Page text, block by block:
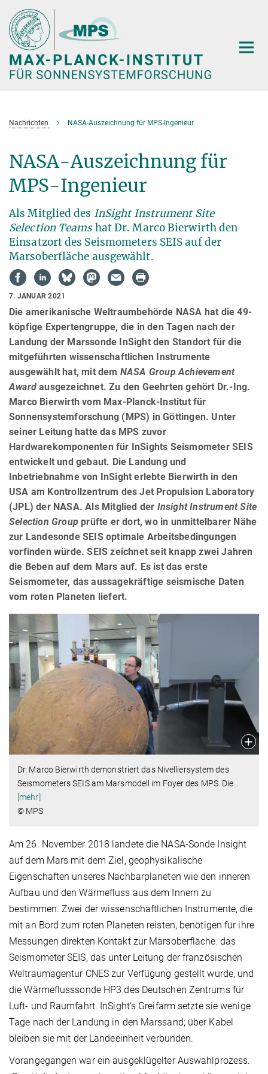
Hauptinhalt
Nachrichten NASA-Auszeichnung für MPS-Ingenieur
NASA-Auszeichnung für
MPS-Ingenieur
Als Mitglied des InSight Instrument Site
Selection Teamshat Dr. Marco Bierwirth den
Einsatzort des Seismometers SEIS auf der
Marsoberfläche ausgewählt.
7. JANUAR 2021
Die amerikanische Weltraumbehörde NASA hat die 49-
köpfige Expertengruppe, die in den Tagen nach der
Landung der Marssonde InSight den Standort für die
mitgeführten wissenschaftlichen Instrumente
ausgewählt hat, mit dem NASA Group Achievement
Award ausgezeichnet. Zu den Geehrten gehört Dr.-Ing.
Marco Bierwirth vom Max-Planck-Institut für
Sonnensystemforschung (MPS) in Göttingen. Unter
seiner Leitung hatte das MPS zuvor
Hardwarekomponenten für InSights Seismometer SEIS
entwickelt und gebaut. Die Landung und
Inbetriebnahme von InSight erlebte Bierwirth in den
USA am Kontrollzentrum des Jet Propulsion Laboratory
(JPL) der NASA. Als Mitglied der Insight Instrument Site
Selection Group prüfte er dort, wo in unmittelbarer Nähe
zur Landesonde SEIS optimale Arbeitsbedingungen
vorfinden würde. SEIS zeichnet seit knapp zwei Jahren
die Beben auf dem Mars auf. Es ist das erste
Seismometer, das aussagekräftige seismische Daten
vom roten Planeten liefert.
Dr. Marco Bierwirth demonstriert das Nivelliersystem des
Seismometers SEIS am Marsmodell im Foyer des MPS. Die
[mehr]
© MPS
Am 26. November 2018 landete die NASA-Sonde Insight
auf dem Mars mit dem Ziel, geophysikalische
Eigenschaften unseres Nachbarplaneten wie den inneren
Aufbau und den Wärmefluss aus dem Innern zu
bestimmen. Zwei der wissenschaftlichen Instrumente, die
mit an Bord zum roten Planeten reisten, benötigen für ihre
Messungen direkten Kontakt zur Marsoberfläche: das
Seismometer SEIS, das unter Leitung der französischen
Weltraumagentur CNES zur Verfügung gestellt wurde, und
die Wärmeflusssonde HP3 des Deutschen Zentrums für
Luft- und Raumfahrt. InSight‘s Greifarm setzte sie wenige
Tage nach der Landung in den Marssand; über Kabel
bleiben sie mit der Landeeinheit verbunden.
Vorangegangen war ein ausgeklügelter Auswahlprozess.